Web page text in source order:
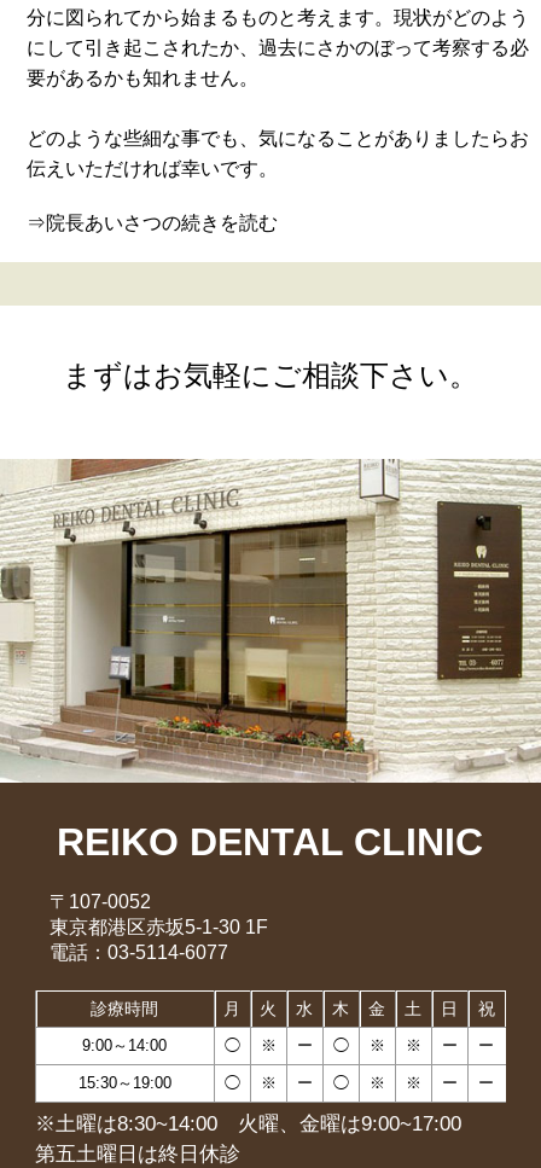
分に図られてから始まるものと考えます。現状がどのよう
にして引き起こされたか、過去にさかのぼって考察する必
要があるかも知れません。
どのような些細な事でも、気になることがありましたらお
伝えいただければ幸いです。
⇒院長あいさつの続きを読む
まずはお気軽にご相談下さい。
REIKO DENTAL CLINIC
〒107-0052
東京都港区赤坂5-1-30 1F
電話：03-5114-6077
診療時間 月 火 水 木 金 土 日 祝
9:00～14:00 ◯ ※ ー ◯ ※ ※ ー ー
15:30～19:00 ◯ ※ ー ◯ ※ ※ ー ー
※土曜は8:30~14:00 火曜、金曜は9:00~17:00
第五土曜日は終日休診